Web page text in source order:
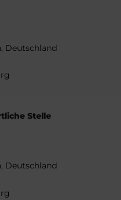
Deutschland
Stelle
Deutschland